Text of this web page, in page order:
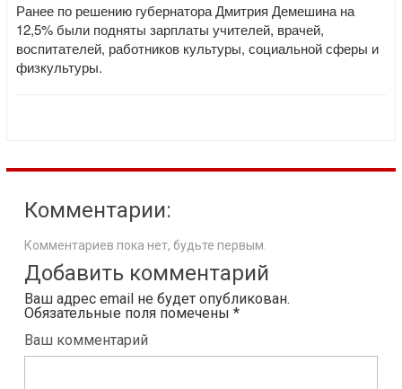
Ранее по решению губернатора Дмитрия Демешина на
12,5% были подняты зарплаты учителей, врачей,
воспитателей, работников культуры, социальной сферы и
физкультуры.
Комментарии:
Комментариев пока нет, будьте первым.
Добавить комментарий
Ваш адрес email не будет опубликован.
Обязательные поля помечены *
Ваш комментарий